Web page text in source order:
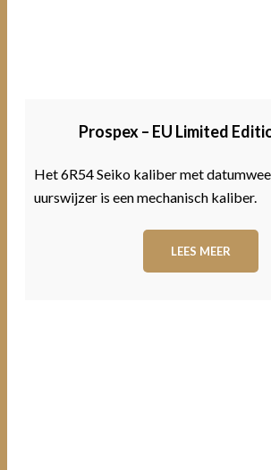
Prospex – EU Limited
Het 6R54 Seiko kaliber met
uurswijzer is een mechanisch kaliber.
LEES MEER